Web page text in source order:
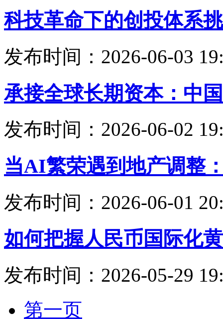
科技革命下的创投体系
发布时间：2026-06-03
承接全球长期资本：中
发布时间：2026-06-02
当AI繁荣遇到地产调整
发布时间：2026-06-01
如何把握人民币国际化
发布时间：2026-05-29
第一页